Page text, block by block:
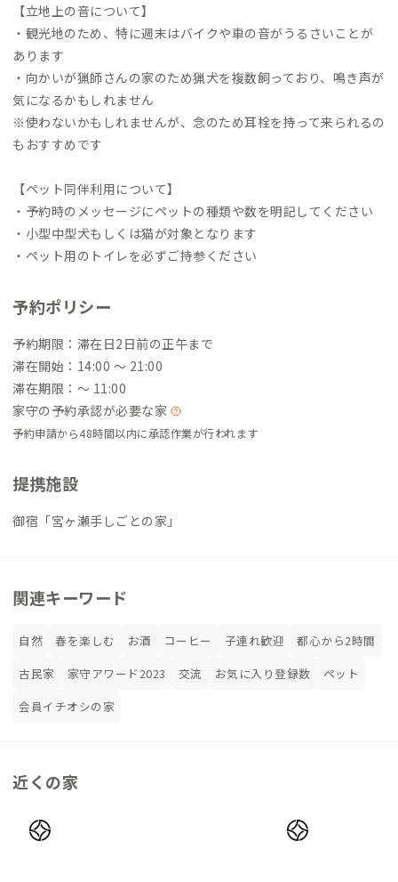
【立地上の音について】
・観光地のため、特に週末はバイクや車の音がうるさいことが
あります
・向かいが猟師さんの家のため猟犬を複数飼っており、鳴き声が
気になるかもしれません
※使わないかもしれませんが、念のため耳栓を持って来られるの
もおすすめです
【ペット同伴利用について】
・予約時のメッセージにペットの種類や数を明記してください
・小型中型犬もしくは猫が対象となります
・ペット用のトイレを必ずご持参ください
予約ポリシー
予約期限：滞在日2日前の正午まで
滞在開始：14:00 〜 21:00
滞在期限：〜 11:00
家守の予約承認が必要な家
予約申請から48時間以内に承認作業が行われます
提携施設
御宿「宮ヶ瀬手しごとの家」
関連キーワード
自然 春を楽しむ お酒 コーヒー 子連れ歓迎
都心から2時間
古民家
家守アワード2023 交流 お気に入り登録数
ペット
会員イチオシの家
近くの家